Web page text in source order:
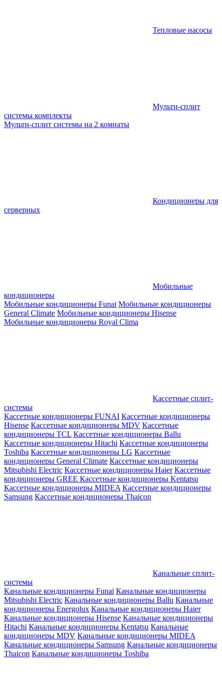
Тепловые насосы
Мульти-сплит
системы комплекты
Мульти-сплит системы на 2 комнаты
Кондиционеры для
серверных
Мобильные
кондиционеры
Мобильные кондиционеры Funai Мобильные кондиционеры
General Climate Мобильные кондиционеры Hisense
Мобильные кондиционеры Royal Clima
Кассетные сплит-
системы
Кассетные кондиционеры FUNAI Кассетные кондиционеры
Hisense Кассетные кондиционеры MDV Кассетные
кондиционеры TCL Кассетные кондиционеры Ballu
Кассетные кондиционеры Hitachi Кассетные кондиционеры
Toshiba Кассетные кондиционеры LG Кассетные
кондиционеры General Climate Кассетные кондиционеры
Mitsubishi Electric Кассетные кондиционеры Haier Кассетные
кондиционеры GREE Кассетные кондиционеры Kentatsu
Кассетные кондиционеры MIDEA Кассетные кондиционеры
Samsung Кассетные кондиционеры Thaicon
Канальные сплит-
системы
Канальные кондиционеры Funai Канальные кондиционеры
Mitsubishi Electric Канальные кондиционеры Ballu Канальные
кондиционеры Energolux Канальные кондиционеры Haier
Канальные кондиционеры Hisense Канальные кондиционеры
Hitachi Канальные кондиционеры Kentatsu Канальные
кондиционеры MDV Канальные кондиционеры MIDEA
Канальные кондиционеры Samsung Канальные кондиционеры
Thaicon Канальные кондиционеры Toshiba